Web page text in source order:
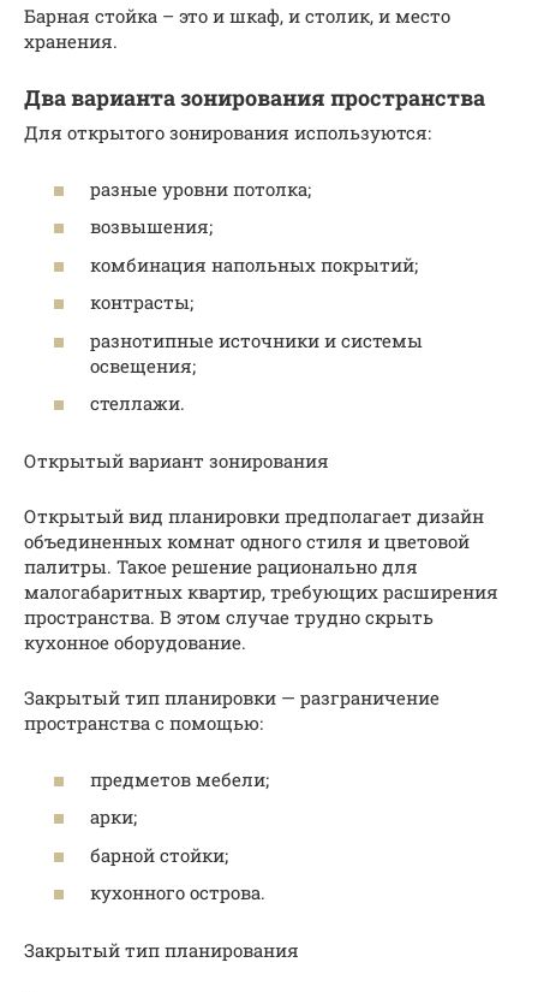
Барная стойка – это и шкаф, и столик, и место
хранения.
Два варианта зонирования пространства
Для открытого зонирования используются:
разные уровни потолка;
возвышения;
комбинация напольных покрытий;
контрасты;
разнотипные источники и системы
освещения;
стеллажи.
Открытый вариант зонирования
Открытый вид планировки предполагает дизайн
объединенных комнат одного стиля и цветовой
палитры. Такое решение рационально для
малогабаритных квартир, требующих расширения
пространства. В этом случае трудно скрыть
кухонное оборудование.
Закрытый тип планировки — разграничение
пространства с помощью:
предметов мебели;
арки;
барной стойки;
кухонного острова.
Закрытый тип планирования